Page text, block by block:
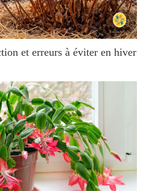
et erreurs à éviter en hiver